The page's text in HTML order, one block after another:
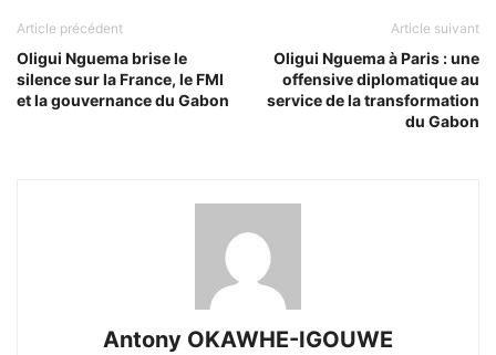
Article précédent
Oligui Nguema brise le
silence sur la France, le FMI
et la gouvernance du Gabon
Article suivant
Oligui Nguema à Paris : une
offensive diplomatique au
service de la transformation
du Gabon
Antony OKAWHE-IGOUWE